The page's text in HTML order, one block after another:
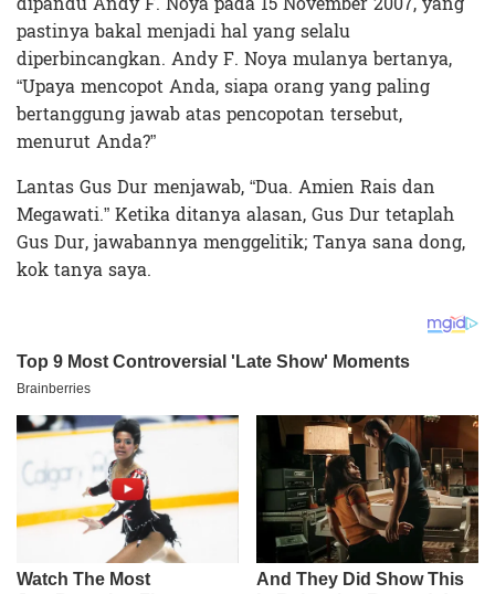
pastinya bakal menjadi hal yang selalu
diperbincangkan. Andy F. Noya mulanya bertanya,
“Upaya mencopot Anda, siapa orang yang paling
bertanggung jawab atas pencopotan tersebut,
menurut Anda?”
Lantas Gus Dur menjawab, “Dua. Amien Rais dan
Megawati.” Ketika ditanya alasan, Gus Dur tetaplah
Gus Dur, jawabannya menggelitik; Tanya sana dong,
kok tanya saya.